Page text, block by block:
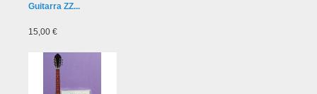
Guitarra ZZ...
15,00 €